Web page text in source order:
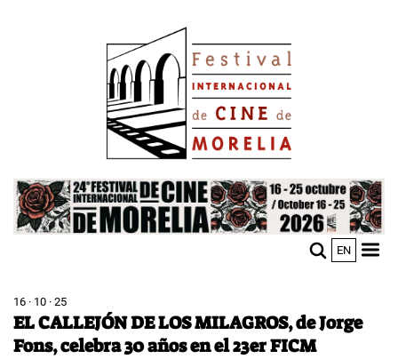
Image
EN
16 · 10 · 25
EL CALLEJÓN DE LOS MILAGROS, de Jorge
Fons, celebra 30 años en el 23er FICM